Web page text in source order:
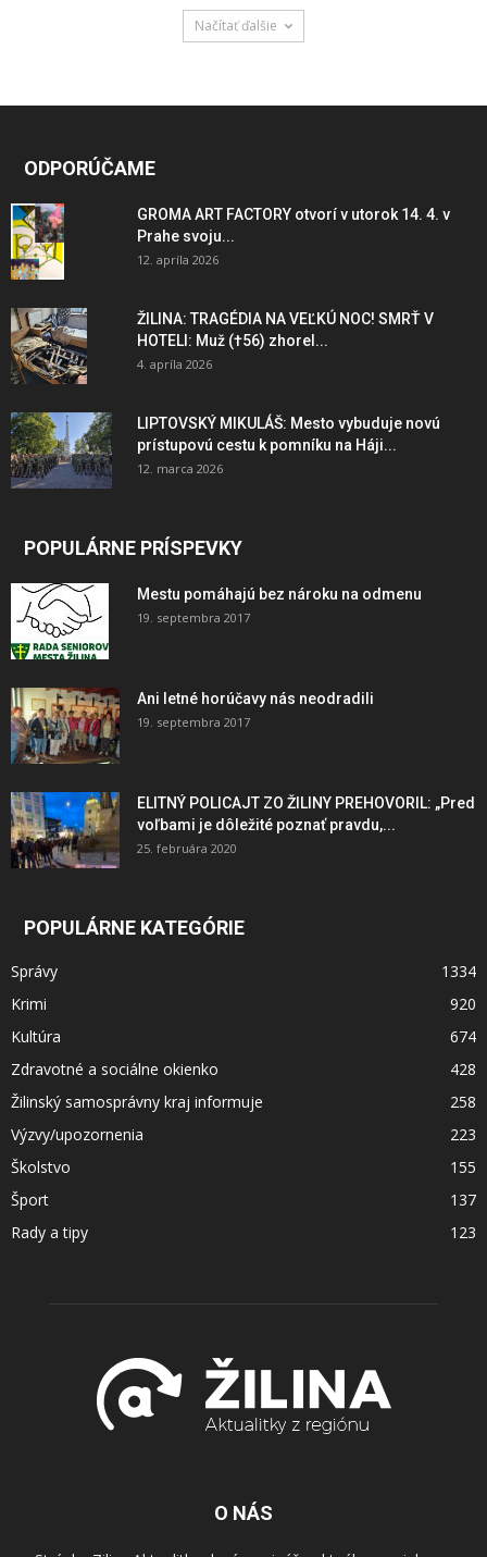
Načítať ďalšie
ODPORÚČAME
GROMA ART FACTORY otvorí v utorok 14. 4. v
Prahe svoju...
12. apríla 2026
ŽILINA: TRAGÉDIA NA VEĽKÚ NOC! SMRŤ V
HOTELI: Muž (†56) zhorel...
4. apríla 2026
LIPTOVSKÝ MIKULÁŠ: Mesto vybuduje novú
prístupovú cestu k pomníku na Háji...
12. marca 2026
POPULÁRNE PRÍSPEVKY
Mestu pomáhajú bez nároku na odmenu
19. septembra 2017
Ani letné horúčavy nás neodradili
19. septembra 2017
ELITNÝ POLICAJT ZO ŽILINY PREHOVORIL: „Pred
voľbami je dôležité poznať pravdu,...
25. februára 2020
POPULÁRNE KATEGÓRIE
Správy
1334
Krimi
920
Kultúra
674
Zdravotné a sociálne okienko
428
Žilinský samosprávny kraj informuje
258
Výzvy/upozornenia
223
Školstvo
155
Šport
137
Rady a tipy
123
O NÁS